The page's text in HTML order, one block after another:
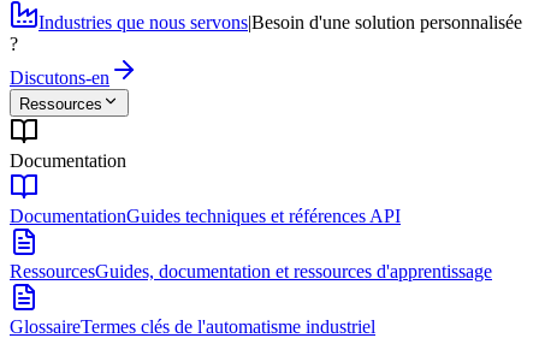
Industries que nous servons|Besoin d'une solution personnalisée
?
Discutons-en
Ressources
Documentation
DocumentationGuides techniques et références API
RessourcesGuides, documentation et ressources d'apprentissage
GlossaireTermes clés de l'automatisme industriel